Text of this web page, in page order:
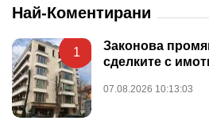
Най-Коментирани
1
Законова
сделките с
07.08.2026 10:13:03